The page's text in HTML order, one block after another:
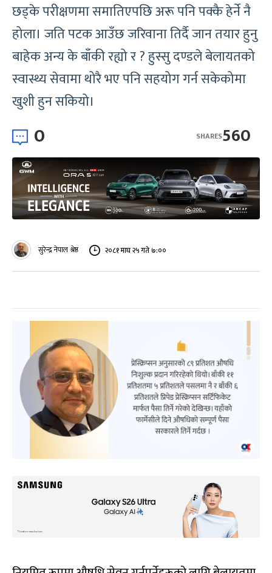
छड्के परीक्षणमा समातिएपछि अरू पनि पक्कै हेर्ने नै
होला। जति पटक आउँछ जरिवाना तिर्दै जान तयार हुनु
बाहेक अन्य के बाँकी रह्यो र ? हुस्सु दण्डले बेलायतको
स्वास्थ्य सेवामा थोरै भए पनि सहयोग गर्न सकेकोमा
खुशी हुन सकियो।
0 560
SHARES
सुरेन्द्र नेपाल श्रेष्ठ २०८१ माघ २५ गते ७:००